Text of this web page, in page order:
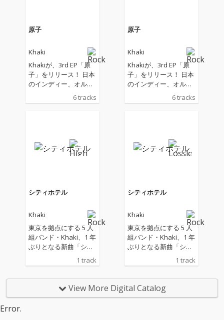
原子
Khaki
Khakiが、3rd EP「原
子」をリリース！ 日本
のインディー、オルタ
ナティブ・シーンにお
いて、アーティストか
アに迎えた6曲入りE
P。様々なジャンルを
今作はよりシンプルで
メロディーの良さが際
る。管楽器を取り入れ
た「Holiday」や、90
年代のインディーロッ
クを彷彿とさせる「Cy
たな一面を提示するE
6 tracks
原子
Khaki
Khakiが、3rd EP「原
子」をリリース！ 日本
のインディー、オルタ
ナティブ・シーンにお
いて、アーティストか
アに迎えた6曲入りE
P。様々なジャンルを
今作はよりシンプルで
メロディーの良さが際
る。管楽器を取り入れ
た「Holiday」や、90
年代のインディーロッ
クを彷彿とさせる「Cy
たな一面を提示するE
6 tracks
シティホテル
Khaki
東京を拠点にする 5 人
組バンド・Khaki、1 年
ぶりとなる新曲「シテ
ィホテル」をリリー
ス。
1 track
シティホテル
Khaki
東京を拠点にする 5 人
組バンド・Khaki、1 年
ぶりとなる新曲「シテ
ィホテル」をリリー
ス。
1 track
View More Digital Catalog
Error.